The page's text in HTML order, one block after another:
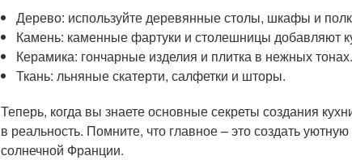
Дерево: используйте деревянные столы, шкафы и
Камень: каменные фартуки и столешницы добавляют
Керамика: гончарные изделия и плитка в нежных тонах.
Ткань: льняные скатерти, салфетки и шторы.
Теперь, когда вы знаете основные секреты создания
в реальность. Помните, что главное – это создать
солнечной Франции.